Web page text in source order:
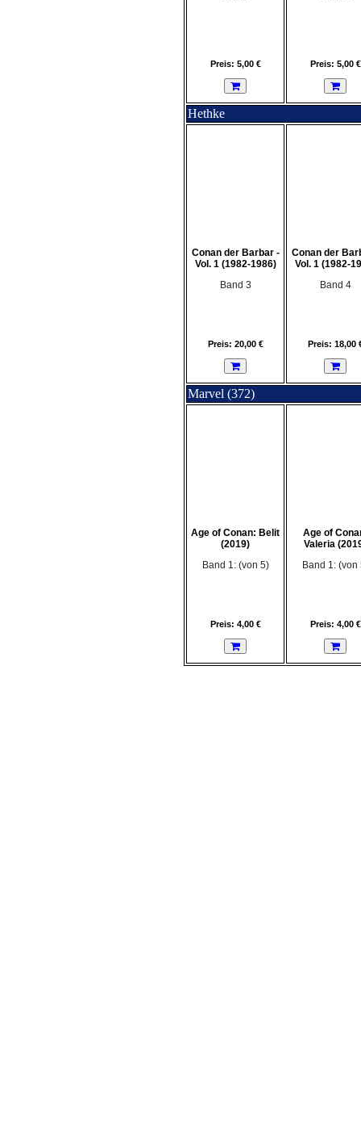
Preis: 5,00 € Preis: 5,00 €
Hethke
Conan der Barbar -
Vol. 1 (1982-1986)
Band 3
Preis: 20,00 €
Conan der
Vol. 1 (1982-
Band 4
Preis: 18,00
Marvel (372)
Age of Conan: Belit
(2019)
Band 1: (von 5)
Preis: 4,00 €
Age of
Valeria
Band 1: (von
Preis: 4,00 €